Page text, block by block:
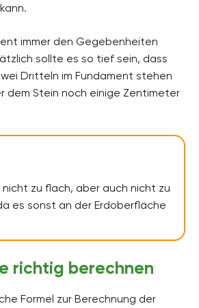
immer den Gegebenheiten
sollte es so tief sein, dass
Dritteln im Fundament stehen
dem Stein noch einige Zentimeter
zu flach, aber auch nicht zu
es sonst an der Erdoberfläche
richtig berechnen
Formel zur Berechnung der